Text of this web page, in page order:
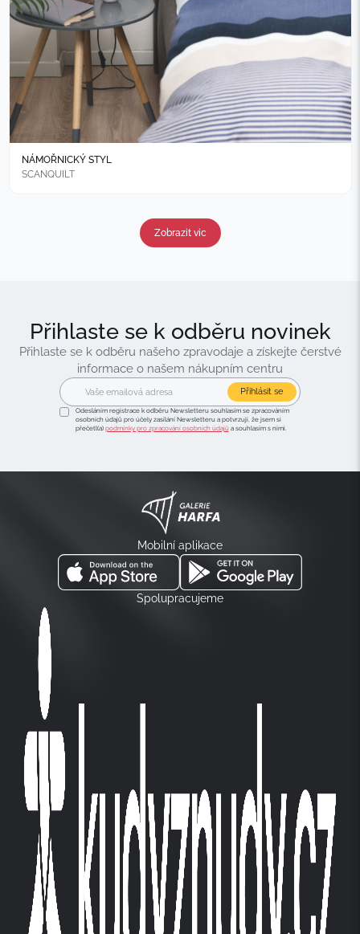
NÁMOŘNICKÝ STYL
SCANQUILT
Zobrazit vic
Přihlaste se k odběru novinek
Přihlaste se k odběru našeho zpravodaje a získejte čerstvé
informace o našem nákupním centru
Přihlásit se
Odesláním registrace k odběru Newsletteru souhlasím se zpracováním
osobních údajů pro účely zasílání Newsletteru a potvrzuji, že jsem si
přečetl(a) podmínky pro zpracování osobních údajůa souhlasím s nimi.
Mobilní aplikace
Spolupracujeme